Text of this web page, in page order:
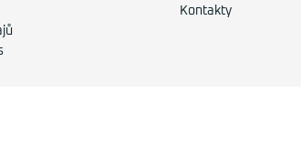
Kontakty